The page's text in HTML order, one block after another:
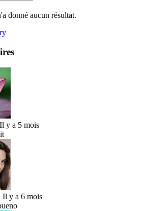
donné aucun résultat.
y a 5 mois
Il y a 6 mois